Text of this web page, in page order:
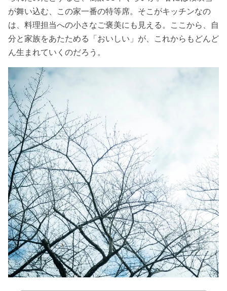
が舞い込む、この家一番の特等席。そこがキッチンなの
は、料理担当への小さなご褒美にも見える。ここから、自
分と家族をあたためる「おいしい」が、これからもどんど
ん生まれていくのだろう。